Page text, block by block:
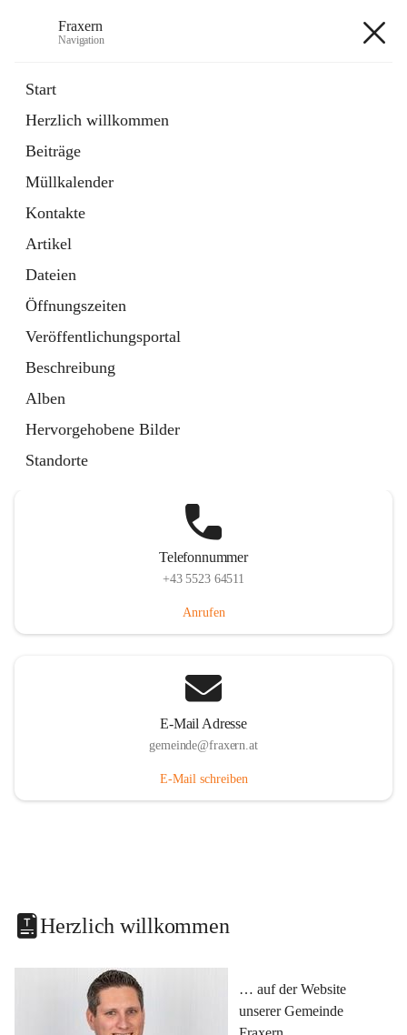
Fraxern
Navigation
Start
Herzlich willkommen
Beiträge
Müllkalender
Kontakte
Artikel
Dateien
Öffnungszeiten
Veröffentlichungsportal
Beschreibung
Alben
Hervorgehobene Bilder
Standorte
Ordner
in
Tab
Formulare
Artikel
öffnet
in
neuem
Tab
Telefonnummer
+43 5523 64511
Anrufen
E-Mail Adresse
gemeinde@fraxern.at
E-Mail schreiben
Herzlich willkommen
… auf der Website
unserer Gemeinde